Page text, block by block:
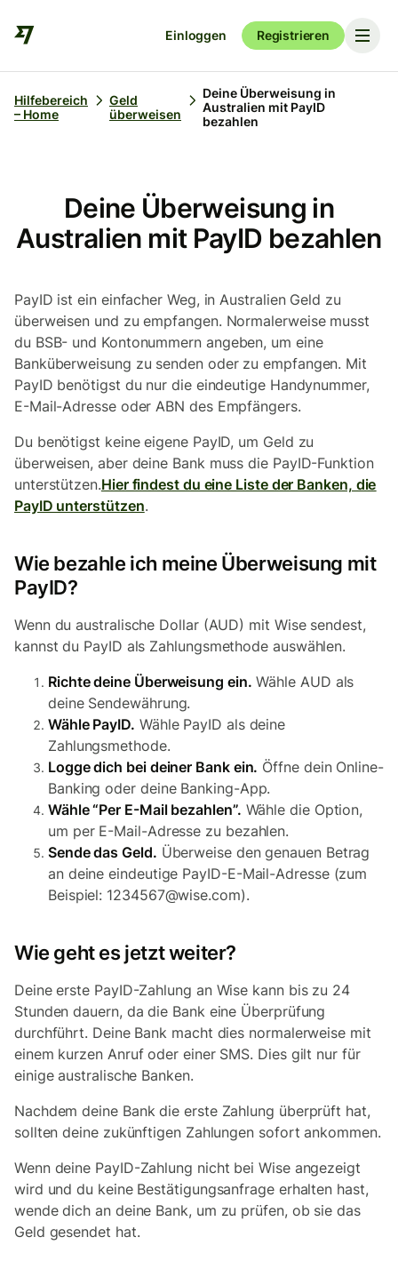
Einloggen Registrieren
Hilfebereich
– Home
Geld
überweisen
Deine Überweisung in
Australien mit PayID
bezahlen
Deine Überweisung in
Australien mit PayID bezahlen
PayID ist ein einfacher Weg, in Australien Geld zu
überweisen und zu empfangen. Normalerweise musst
du BSB- und Kontonummern angeben, um eine
Banküberweisung zu senden oder zu empfangen. Mit
PayID benötigst du nur die eindeutige Handynummer,
E-Mail-Adresse oder ABN des Empfängers.
Du benötigst keine eigene PayID, um Geld zu
überweisen, aber deine Bank muss die PayID-Funktion
unterstützen.Hier findest du eine Liste der Banken, die
PayID unterstützen.
Wie bezahle ich meine Überweisung mit
PayID?
Wenn du australische Dollar (AUD) mit Wise sendest,
kannst du PayID als Zahlungsmethode auswählen.
Richte deine Überweisung ein. Wähle AUD als
deine Sendewährung.
Wähle PayID. Wähle PayID als deine
Zahlungsmethode.
Logge dich bei deiner Bank ein. Öffne dein Online-
Banking oder deine Banking-App.
Wähle “Per E-Mail bezahlen”. Wähle die Option,
um per E-Mail-Adresse zu bezahlen.
Sende das Geld. Überweise den genauen Betrag
an deine eindeutige PayID-E-Mail-Adresse (zum
Beispiel: 1234567@wise.com).
Wie geht es jetzt weiter?
Deine erste PayID-Zahlung an Wise kann bis zu 24
Stunden dauern, da die Bank eine Überprüfung
durchführt. Deine Bank macht dies normalerweise mit
einem kurzen Anruf oder einer SMS. Dies gilt nur für
einige australische Banken.
Nachdem deine Bank die erste Zahlung überprüft hat,
sollten deine zukünftigen Zahlungen sofort ankommen.
Wenn deine PayID-Zahlung nicht bei Wise angezeigt
wird und du keine Bestätigungsanfrage erhalten hast,
wende dich an deine Bank, um zu prüfen, ob sie das
Geld gesendet hat.